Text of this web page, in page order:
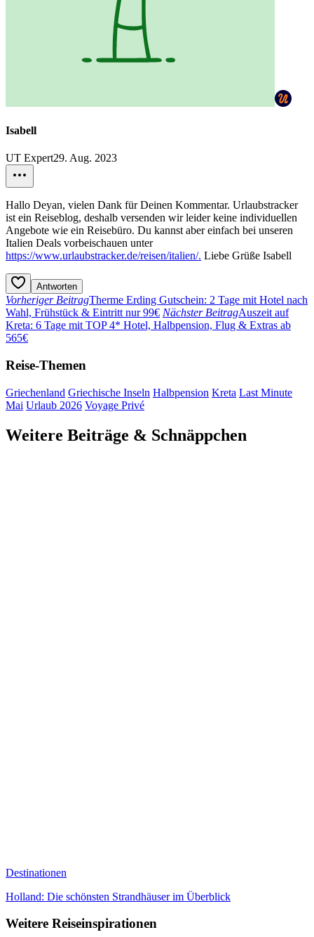
Isabell
UT Expert29. Aug. 2023
Hallo Deyan, vielen Dank für Deinen Kommentar. Urlaubstracker
ist ein Reiseblog, deshalb versenden wir leider keine individuellen
Angebote wie ein Reisebüro. Du kannst aber einfach bei unseren
Italien Deals vorbeischauen unter
https://www.urlaubstracker.de/reisen/italien/. Liebe Grüße Isabell
Antworten
Vorheriger BeitragTherme Erding Gutschein: 2 Tage mit Hotel nach
Wahl, Frühstück & Eintritt nur 99€ Nächster BeitragAuszeit auf
Kreta: 6 Tage mit TOP 4* Hotel, Halbpension, Flug & Extras ab
565€
Reise-Themen
Griechenland Griechische Inseln Halbpension Kreta Last Minute
Mai Urlaub 2026 Voyage Privé
Weitere Beiträge & Schnäppchen
Destinationen
Holland: Die schönsten Strandhäuser im Überblick
Weitere Reiseinspirationen